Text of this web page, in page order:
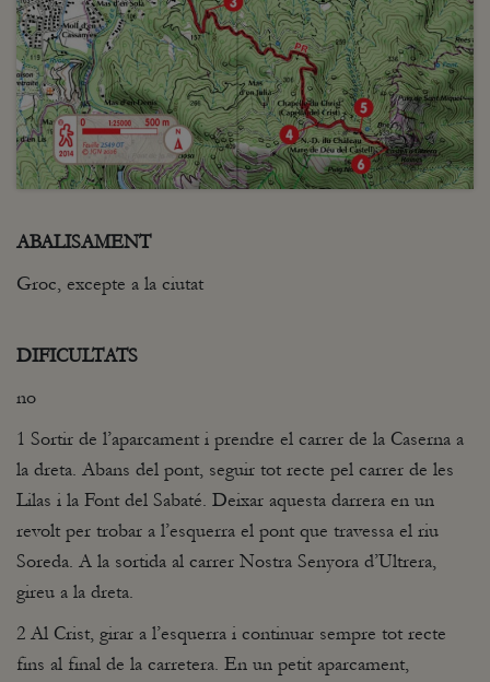
ABALISAMENT
Groc, excepte a la ciutat
DIFICULTATS
no
1 Sortir de l’aparcament i prendre el carrer de la Caserna a
la dreta. Abans del pont, seguir tot recte pel carrer de les
Lilas i la Font del Sabaté. Deixar aquesta darrera en un
revolt per trobar a l’esquerra el pont que travessa el riu
Soreda. A la sortida al carrer Nostra Senyora d’Ultrera,
gireu a la dreta.
2 Al Crist, girar a l’esquerra i continuar sempre tot recte
fins al final de la carretera. En un petit aparcament,